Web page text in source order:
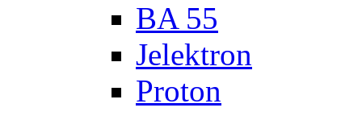
BA 55
Jelektron
Proton